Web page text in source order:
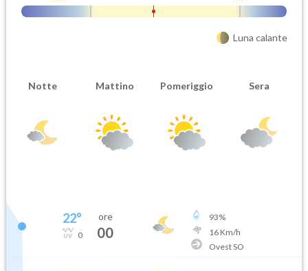
Luna calante
Notte Mattino Pomeriggio Sera
22°
0
ore
00
93%
16Km/h
Ovest SO